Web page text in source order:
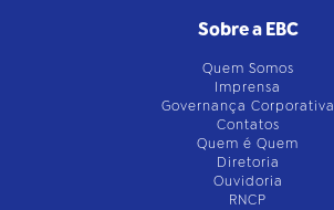
Sobre a EBC
Quem Somos
Imprensa
Governança Corporativa
Contatos
Quem é Quem
Diretoria
Ouvidoria
RNCP